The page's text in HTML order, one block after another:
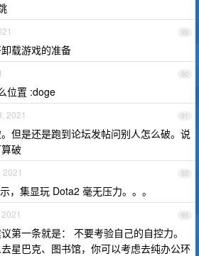
89
载游戏的准备
90
位置 :doge
91
2021
但是还是跑到论坛发帖问别人怎么破。说
破
92
2021
，集显玩 Dota2 毫无压力。。。
93
第一条就是： 不要考验自己的自控力。
星巴克、图书馆，你可以考虑去纯办公环